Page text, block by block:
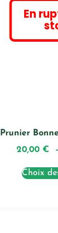
En
Prunier
20,00 €
Choix